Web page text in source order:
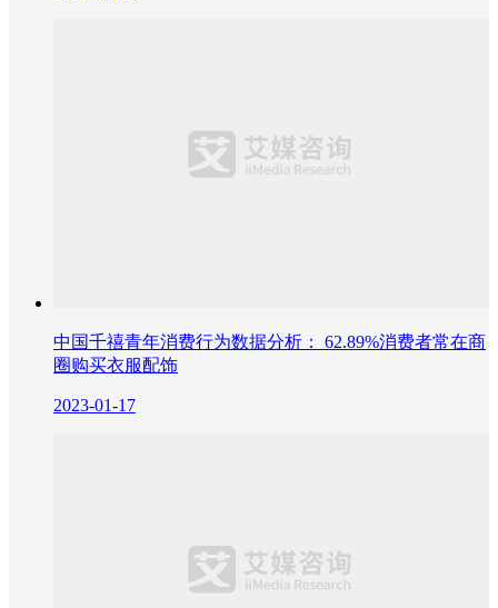
中国千禧青年消费行为数据分析： 62.89%消费者常在商
圈购买衣服配饰
2023-01-17